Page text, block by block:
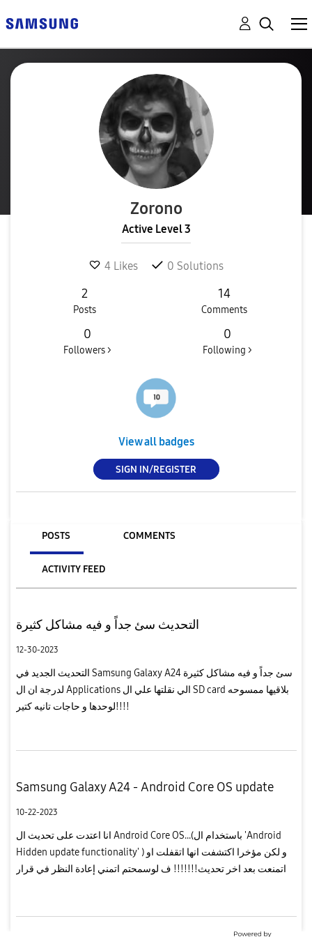
Zorono
Active Level 3
4 Likes 0 Solutions
2
Posts
14
Comments
0
Followers >
0
Following >
View all badges
SIGN IN/REGISTER
POSTS COMMENTS
ACTIVITY FEED
التحديث سئ جداً و فيه مشاكل كثيرة
12-30-2023
التحديث الجديد في Samsung Galaxy A24 سئ جداً و فيه مشاكل كثيرة
لدرجة ان ال Applications الي نقلتها علي ال SD card بلاقيها ممسوحه
لوحدها و حاجات تانيه كتير!!!!
Samsung Galaxy A24 - Android Core OS update
10-22-2023
انا اعتدت على تحديث ال Android Core OS...(باستخدام ال 'Android
Hidden update functionality' ) و لكن مؤخرا اكتشفت انها اتقفلت او
اتمنعت بعد اخر تحديث!!!!!!! ف لوسمحتم اتمني إعادة النظر في قرار